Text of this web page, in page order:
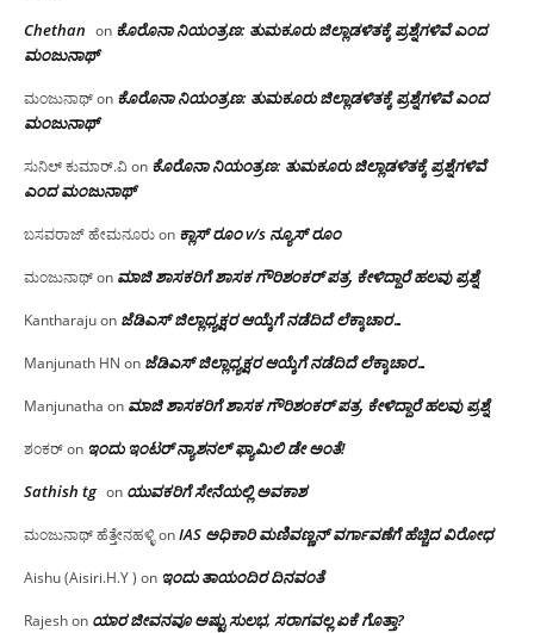
Chethan on ಕೊರೊನಾ ನಿಯಂತ್ರಣ: ತುಮಕೂರು ಜಿಲ್ಲಾಡಳಿತಕ್ಕೆ ಪ್ರಶ್ನೆಗಳಿವೆ ಎಂದ
ಮಂಜು‌ನಾಥ್
ಮಂಜುನಾಥ್on ಕೊರೊನಾ ನಿಯಂತ್ರಣ: ತುಮಕೂರು ಜಿಲ್ಲಾಡಳಿತಕ್ಕೆ ಪ್ರಶ್ನೆಗಳಿವೆ ಎಂದ
ಮಂಜು‌ನಾಥ್
ಸುನಿಲ್ ಕುಮಾರ್.ವಿon ಕೊರೊನಾ ನಿಯಂತ್ರಣ: ತುಮಕೂರು ಜಿಲ್ಲಾಡಳಿತಕ್ಕೆ ಪ್ರಶ್ನೆಗಳಿವೆ
ಎಂದ ಮಂಜು‌ನಾಥ್
ಬಸವರಾಜ್ ಹೇಮನೂರುon ಕ್ಲಾಸ್ ರೂಂ v/s ನ್ಯೂಸ್ ರೂಂ
ಮಂಜುನಾಥ್on ಮಾಜಿ ಶಾಸಕರಿಗೆ ಶಾಸಕ ಗೌರಿಶಂಕರ್ ಪತ್ರ, ಕೇಳಿದ್ದಾರೆ ಹಲವು ಪ್ರಶ್ನೆ
Kantharajuon ಜೆಡಿಎಸ್ ಜಿಲ್ಲಾಧ್ಯಕ್ಷರ ಆಯ್ಕೆಗೆ ನಡೆದಿದೆ ಲೆಕ್ಕಾಚಾರ…
Manjunath HN on ಜೆಡಿಎಸ್ ಜಿಲ್ಲಾಧ್ಯಕ್ಷರ ಆಯ್ಕೆಗೆ ನಡೆದಿದೆ ಲೆಕ್ಕಾಚಾರ…
Manjunatha on ಮಾಜಿ ಶಾಸಕರಿಗೆ ಶಾಸಕ ಗೌರಿಶಂಕರ್ ಪತ್ರ, ಕೇಳಿದ್ದಾರೆ ಹಲವು ಪ್ರಶ್ನೆ
ಶಂಕರ್on ಇಂದು ಇಂಟರ್ ನ್ಯಾಶನಲ್ ಫ್ಯಾಮಿಲಿ ಡೇ ಅಂತೆ!
Sathish tg on ಯುವಕರಿಗೆ ಸೇನೆಯಲ್ಲಿ ಅವಕಾಶ
ಮಂಜುನಾಥ್ ಹೆತ್ತೇನಹಳ್ಳಿonIAS ಅಧಿಕಾರಿ ಮಣಿವಣ್ಣನ್ ವರ್ಗಾವಣೆಗೆ ಹೆಚ್ಚಿದ‌ ವಿರೋಧ
Aishu (Aisiri.H.Y ) on ಇಂದು ತಾಯಂದಿರ ದಿನವಂತೆ
Rajeshon ಯಾರ ಜೀವನವೂ ಅಷ್ಟು ಸುಲಭ, ಸರಾಗವಲ್ಲ ಏಕೆ ಗೊತ್ತಾ?